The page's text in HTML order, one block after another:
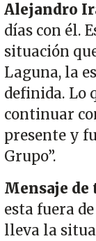
Alejandro
días con él.
situación
Laguna, la
definida. Lo
continuar
presente y
Grupo”.
Mensaje
esta fuera
lleva la